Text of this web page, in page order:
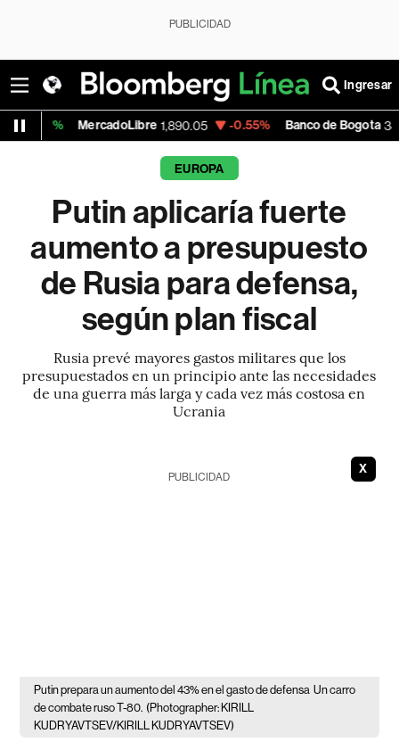
PUBLICIDAD
Ingresar
1,890.05 -0.55% Banco de Bogota 38,800.00
EUROPA
Putin aplicaría fuerte
aumento a presupuesto
de Rusia para defensa,
según plan fiscal
Rusia prevé mayores gastos militares que los
presupuestados en un principio ante las necesidades
de una guerra más larga y cada vez más costosa en
Ucrania
X
PUBLICIDAD
Putin prepara un aumento del 43% en el gasto de defensa Un carro
de combate ruso T-80. (Photographer: KIRILL
KUDRYAVTSEV/KIRILL KUDRYAVTSEV)